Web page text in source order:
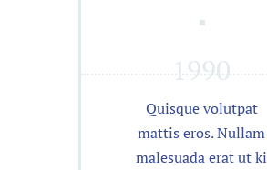
1990
Quisque volutpat
mattis eros. Nullam
malesuada erat ut ki